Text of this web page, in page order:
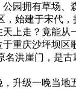
公园拥有草场
，始建于宋代
天上走？竟能
于重庆沙坪坝
名洪崖门，是
升级一晚当地